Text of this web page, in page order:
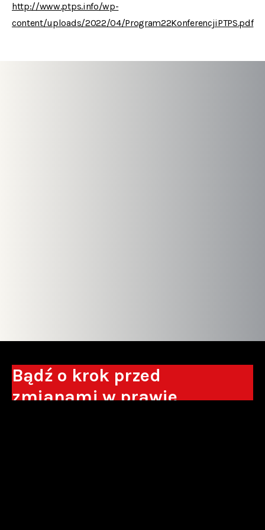
http://www.ptps.info/wp-
content/uploads/2022/04/Program22KonferencjiPTPS.pdf
Bądź o krok przed
zmianami w prawie